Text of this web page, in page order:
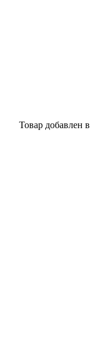
Товар добавлен в